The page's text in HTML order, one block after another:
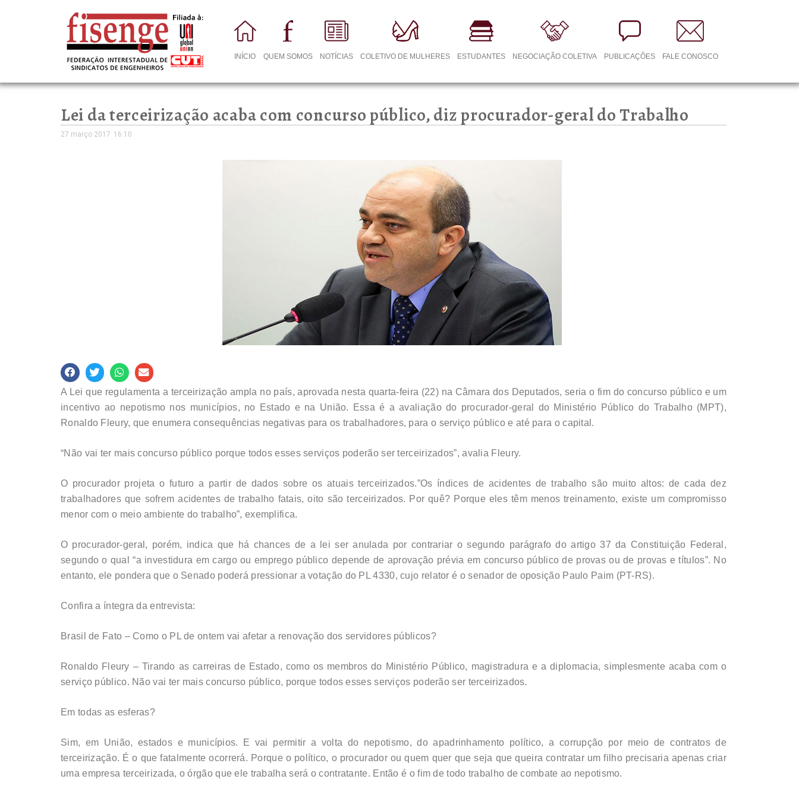
INÍCIO QUEM SOMOS NOTÍCIAS COLETIVO DE MULHERES ESTUDANTES NEGOCIAÇÃO COLETIVA PUBLICAÇÕES FALE CONOSCO
Lei da terceirização acaba com concurso público, diz procurador-geral do Trabalho
27 março 2017 16:10
A Lei que regulamenta a terceirização ampla no país, aprovada nesta quarta-feira (22) na Câmara dos Deputados, seria o fim do concurso público e um
incentivo ao nepotismo nos municípios, no Estado e na União. Essa é a avaliação do procurador-geral do Ministério Público do Trabalho (MPT),
Ronaldo Fleury, que enumera consequências negativas para os trabalhadores, para o serviço público e até para o capital.
“Não vai ter mais concurso público porque todos esses serviços poderão ser terceirizados”, avalia Fleury.
O procurador projeta o futuro a partir de dados sobre os atuais terceirizados.”Os índices de acidentes de trabalho são muito altos: de cada dez
trabalhadores que sofrem acidentes de trabalho fatais, oito são terceirizados. Por quê? Porque eles têm menos treinamento, existe um compromisso
menor com o meio ambiente do trabalho”, exemplifica.
O procurador-geral, porém, indica que há chances de a lei ser anulada por contrariar o segundo parágrafo do artigo 37 da Constituição Federal,
segundo o qual “a investidura em cargo ou emprego público depende de aprovação prévia em concurso público de provas ou de provas e títulos”. No
entanto, ele pondera que o Senado poderá pressionar a votação do PL 4330, cujo relator é o senador de oposição Paulo Paim (PT-RS).
Confira a íntegra da entrevista:
Brasil de Fato – Como o PL de ontem vai afetar a renovação dos servidores públicos?
Ronaldo Fleury – Tirando as carreiras de Estado, como os membros do Ministério Público, magistradura e a diplomacia, simplesmente acaba com o
serviço público. Não vai ter mais concurso público, porque todos esses serviços poderão ser terceirizados.
Em todas as esferas?
Sim, em União, estados e municípios. E vai permitir a volta do nepotismo, do apadrinhamento político, a corrupção por meio de contratos de
terceirização. É o que fatalmente ocorrerá. Porque o político, o procurador ou quem quer que seja que queira contratar um filho precisaria apenas criar
uma empresa terceirizada, o órgão que ele trabalha será o contratante. Então é o fim de todo trabalho de combate ao nepotismo.